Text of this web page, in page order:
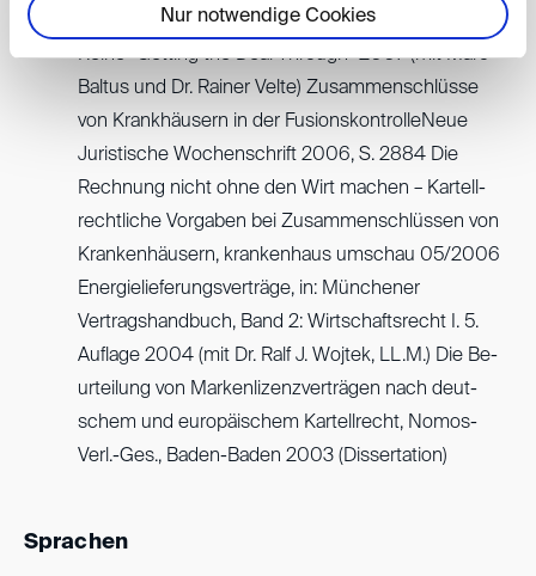
Nur notwendige Cookies
ci­ty Re­gu­la­ti­on 2008, Chap­ter on Ger­ma­ny, aus der
Reihe "Getting the Deal Through" 2007 (mit Marc
Baltus und Dr. Rainer Velte) Zu­sam­men­schlüs­se
von Krank­häu­sern in der Fu­si­ons­kon­trol­leNeue
Juristische Wochenschrift 2006, S. 2884 Die
Rech­nung nicht ohne den Wirt ma­chen – Kar­tell­
recht­li­che Vor­ga­ben bei Zu­sam­men­schlüs­sen von
Kran­ken­häu­sern, krankenhaus umschau 05/2006
En­er­gie­lie­fe­rungs­ver­trä­ge, in: Münchener
Vertragshandbuch, Band 2: Wirtschaftsrecht I. 5.
Auflage 2004 (mit Dr. Ralf J. Wojtek, LL.M.) Die Be­
ur­tei­lung von Mar­ken­li­zenz­ver­trä­gen nach deut­
schem und eu­ro­päi­schem Kar­tell­recht, Nomos-
Verl.-Ges., Baden-Baden 2003 (Dissertation)
Sprachen